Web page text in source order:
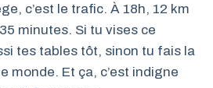
c’est le trafic. À 18h, 12 km
minutes. Si tu vises ce
tes tables tôt, sinon tu fais la
monde. Et ça, c’est indigne